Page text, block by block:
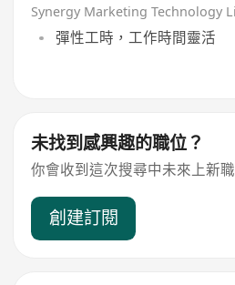
Synergy Marketing Technology
彈性工時，工作時間靈活
未找到感興趣的職位？
你會收到這次搜尋中未來上新
創建訂閱